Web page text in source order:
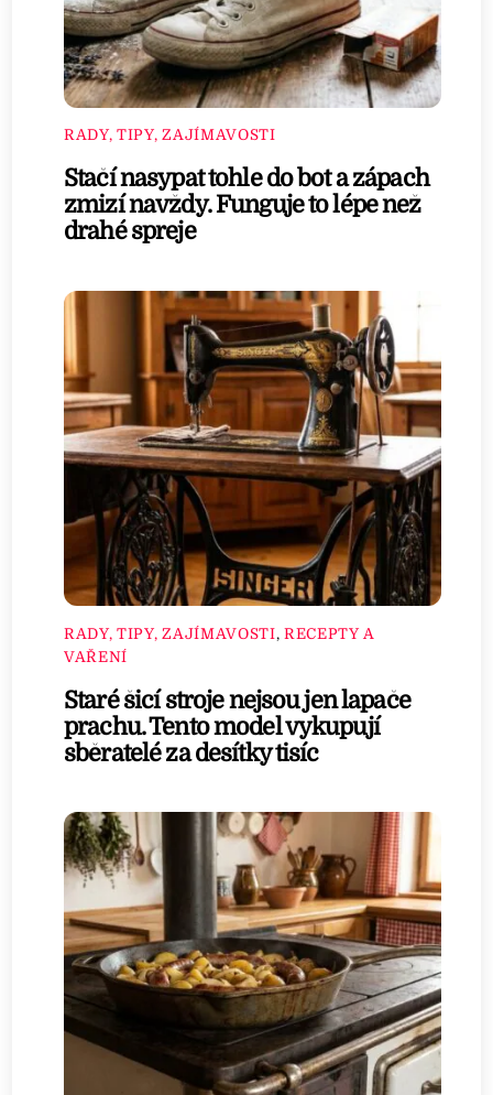
RADY, TIPY, ZAJÍMAVOSTI
Stačí nasypat tohle do bot a zápach
zmizí navždy. Funguje to lépe než
drahé spreje
RADY, TIPY, ZAJÍMAVOSTI, RECEPTY A
VAŘENÍ
Staré šicí stroje nejsou jen lapače
prachu. Tento model vykupují
sběratelé za desítky tisíc